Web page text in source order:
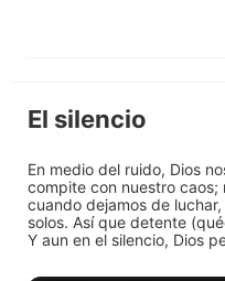
El silencio
En medio del ruido, Dios
compite con nuestro caos;
cuando dejamos de
solos. Así que detente
Y aun en el silencio, Dios